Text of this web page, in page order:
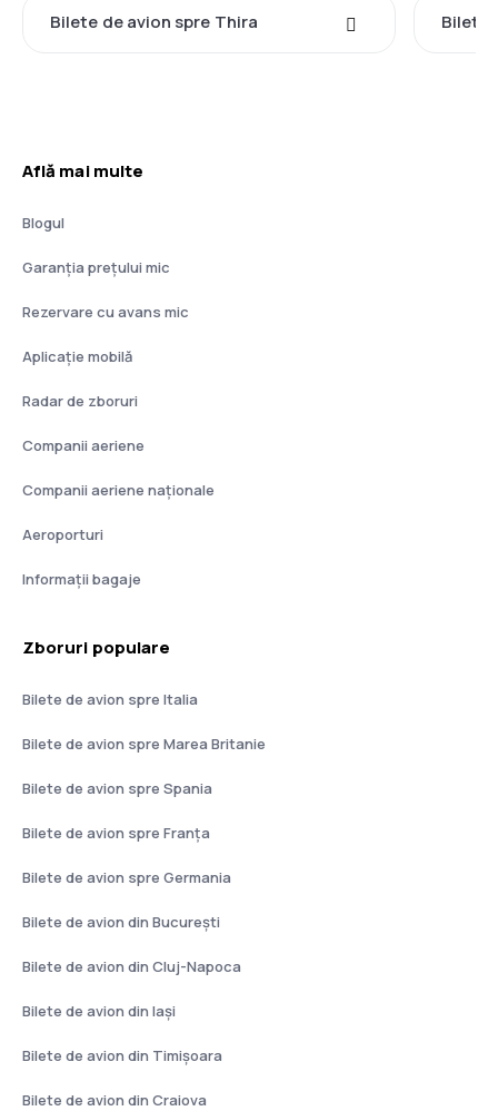
Bilete de avion spre Thira Bilete
Află mai multe
Blogul
Garanția prețului mic
Rezervare cu avans mic
Aplicație mobilă
Radar de zboruri
Companii aeriene
Companii aeriene naţionale
Aeroporturi
Informații bagaje
Zboruri populare
Bilete de avion spre Italia
Bilete de avion spre Marea Britanie
Bilete de avion spre Spania
Bilete de avion spre Franţa
Bilete de avion spre Germania
Bilete de avion din București
Bilete de avion din Cluj-Napoca
Bilete de avion din Iași
Bilete de avion din Timișoara
Bilete de avion din Craiova